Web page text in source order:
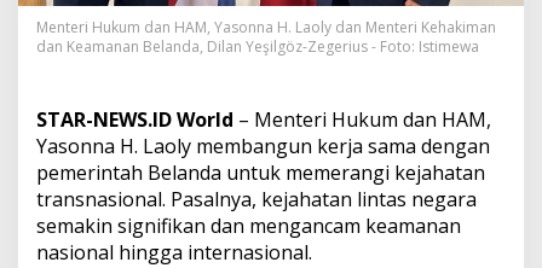
a
m
K
m
a
n
a
n
,
I
Menteri Hukum dan HAM, Yasonna H. Laoly dan Menteri Kehakiman
dan Keamanan Belanda, Dilan Yeşilgöz-Zegerius - Foto: Istimewa
STAR-NEWS.ID World – Menteri Hukum dan HAM,
Yasonna H. Laoly membangun kerja sama dengan
pemerintah Belanda untuk memerangi kejahatan
transnasional. Pasalnya, kejahatan lintas negara
semakin signifikan dan mengancam keamanan
nasional hingga internasional.